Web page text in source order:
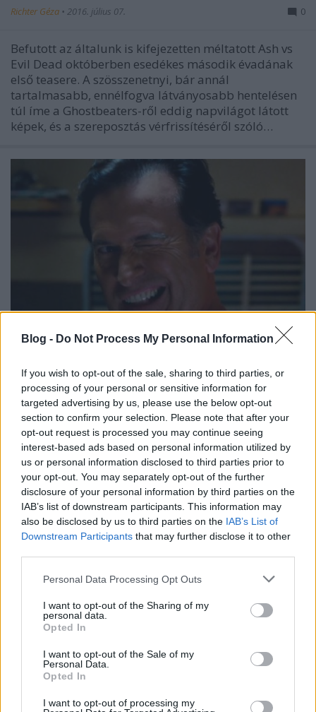
Blog - Do Not Process My Personal Information
If you wish to opt-out of the sale, sharing to third parties, or
processing of your personal or sensitive information for
targeted advertising by us, please use the below opt-out
section to confirm your selection. Please note that after your
opt-out request is processed you may continue seeing
interest-based ads based on personal information utilized by
us or personal information disclosed to third parties prior to
your opt-out. You may separately opt-out of the further
disclosure of your personal information by third parties on the
IAB’s list of downstream participants. This information may
also be disclosed by us to third parties on the IAB’s List of
Downstream Participants that may further disclose it to other
Please note that this website/app uses one or more Google
not limited to your visit or usage behaviour. You may click to
grant or deny consent to Google and its third-party tags to
use your data for below specified purposes in below Google
consent section.
Personal Data Processing Opt Outs
I want to opt-out of the Sharing of my
personal data.
Opted In
I want to opt-out of the Sale of my
Personal Data.
Opted In
I want to opt-out of processing my
Richter Géza • 2016. július 07. 0
Befutott az általunk is kifejezetten méltatott Ash vs
Evil Dead októberben esedékes második évadának
első teasere. A szösszenetnyi, bár annál
tartalmasabb, ennélfogva látványosabb hentelésen
túl íme a Ghostbeaters-ről eddig napvilágot látott
képek, és a szereposztás vérfrissítéséről szóló…
tv-poszter + van képünk hozzá +
szereposztó dívány: ash vs evil dead
(2015)
Richter Géza•2015. augusztus 20.
Ollókezű Edward sem áll távol a szívemtől, de a
vágóeszközöket végtagjuk részeként használó (és így
vágtagot létrehozó?), fiktív hősök személyes
panteonjában nálam mindig Ash Williams lesz az
első. Egy láncfűrész az egy láncfűrész, simán üt tíz
ollót is. Természetesen az emblematikus szerszám…